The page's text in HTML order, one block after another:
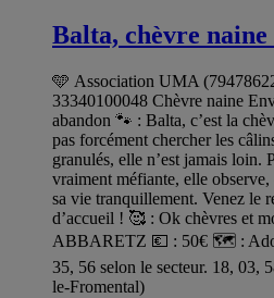
Balta, chèvre
🩵 Association UMA
33340100048 Chèvre naine
abandon 🐾 : Balta, c’est la
pas forcément chercher les
granulés, elle n’est jamais loin.
vraiment méfiante, elle
sa vie tranquillement. Venez le
d’accueil ! 🥰 : Ok chèvres et
ABBARETZ 💶 : 50€ 🗺️ :
35, 56 selon le secteur. 18, 03,
le-Fromental)